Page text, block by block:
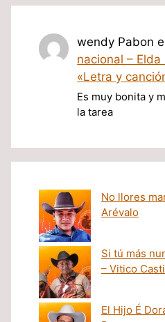
wendy Pabon
nacional – Elda
«Letra y
Es muy bonita y
la tarea
No llores
Arévalo
Si tú más
– Vitico
El Hijo É